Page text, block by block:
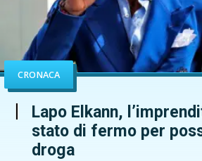
CRONACA
Lapo Elkann,
stato di fermo per
droga